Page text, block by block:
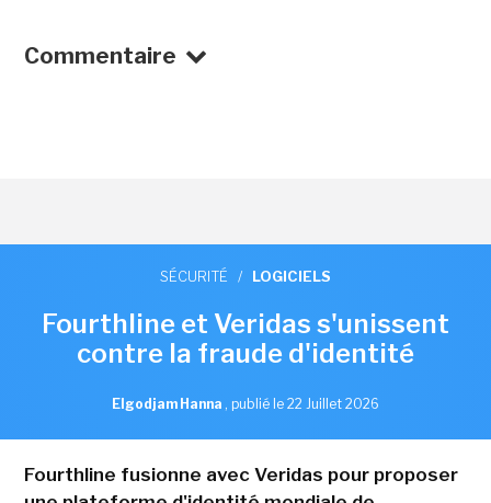
Commentaire
SÉCURITÉ / LOGICIELS
Fourthline et Veridas s'unissent
contre la fraude d'identité
Elgodjam Hanna , publié le 22 Juillet 2026
Fourthline fusionne avec Veridas pour proposer